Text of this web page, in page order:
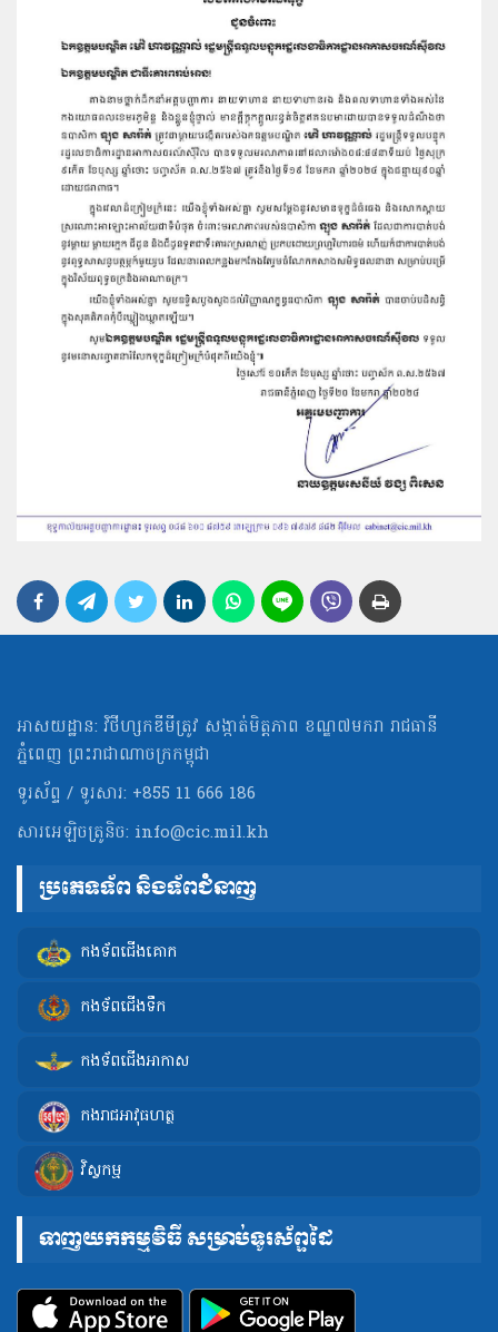
អាសយដ្ឋាន: វិថីហ្សកឌីមីត្រូវ សង្កាត់មិត្ដភាព ខណ្ឌ៧មករា រាជធានី
ភ្នំពេញ ព្រះរាជាណាចក្រកម្ពុជា
ទូរស័ព្ទ / ទូរសារ: +855 11 666 186
សារអេឡិចត្រូនិច: info@cic.mil.kh
ប្រភេទទ័ព និងទ័ពជំនាញ
កងទ័ពជើងគោក
កងទ័ពជើងទឹក
កងទ័ពជើងអាកាស
កងរាជអាវុធហត្ថ
វិស្វកម្ម
ទាញយកកម្មវិធី សម្រាប់ទូរស័ព្ទដៃ